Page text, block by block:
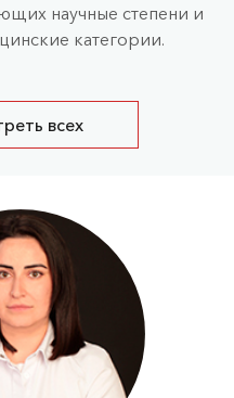
научные степени и
категории.
всех